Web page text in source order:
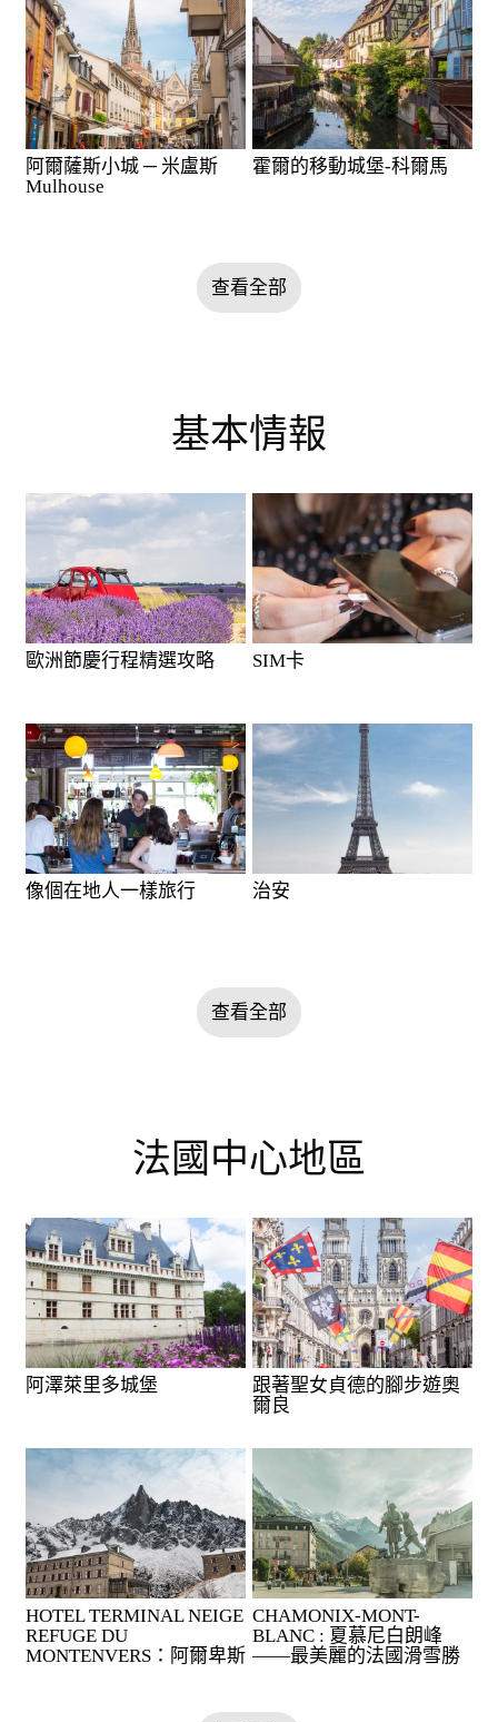
阿爾薩斯小城 ─ 米盧斯
Mulhouse
霍爾的移動城堡-科爾馬
查看全部
基本情報
歐洲節慶行程精選攻略 SIM卡
像個在地人一樣旅行 治安
查看全部
法國中心地區
阿澤萊里多城堡
跟著聖女貞德的腳步遊奧
爾良
HOTEL TERMINAL NEIGE
REFUGE DU
MONTENVERS：阿爾卑斯
CHAMONIX-MONT-
BLANC : 夏慕尼白朗峰
——最美麗的法國滑雪勝